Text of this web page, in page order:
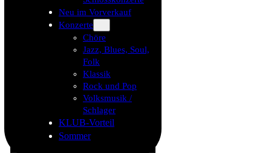
Neu im Vorverkauf
Konzerte
Chöre
Jazz, Blues, Soul,
Folk
Klassik
Rock und Pop
Volksmusik /
Schlager
KLUB-Vorteil
Sommer